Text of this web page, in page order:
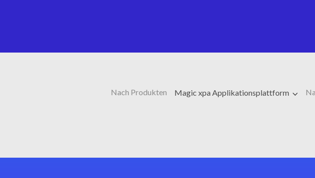
Nach Produkten Magic xpa Applikationsplattform